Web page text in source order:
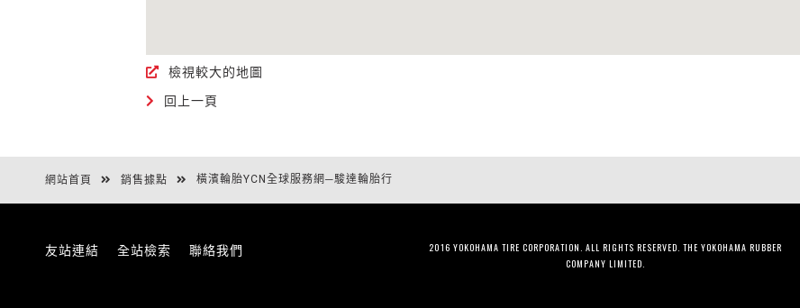
檢視較大的地圖
回上一頁
網站首頁 銷售據點 橫濱輪胎YCN全球服務網─駿達輪胎行
友站連結 全站檢索 聯絡我們
2016 YOKOHAMA TIRE CORPORATION. ALL RIGHTS RESERVED. THE YOKOHAMA RUBBER
COMPANY LIMITED.